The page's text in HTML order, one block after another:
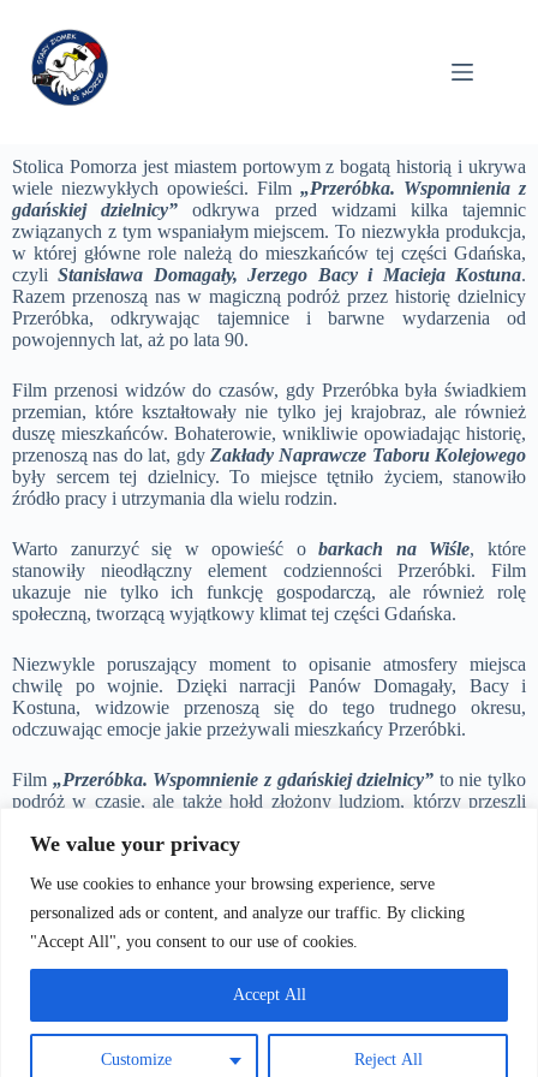
We value your privacy
We use cookies to enhance your browsing experience, serve
personalized ads or content, and analyze our traffic. By clicking
"Accept All", you consent to our use of cookies.
Customize Reject All
Accept All
Stolica Pomorza jest miastem portowym z bogatą historią i ukrywa
wiele niezwykłych opowieści. Film „Przeróbka. Wspomnienia z
gdańskiej dzielnicy” odkrywa przed widzami kilka tajemnic
związanych z tym wspaniałym miejscem. To niezwykła produkcja,
w której główne role należą do mieszkańców tej części Gdańska,
czyliStanisława Domagały, Jerzego Bacy i Macieja Kostuna.
Razem przenoszą nas w magiczną podróż przez historię dzielnicy
Przeróbka, odkrywając tajemnice i barwne wydarzenia od
powojennych lat, aż po lata 90.
Film przenosi widzów do czasów, gdy Przeróbka była świadkiem
przemian, które kształtowały nie tylko jej krajobraz, ale również
duszę mieszkańców. Bohaterowie, wnikliwie opowiadając historię,
przenoszą nas do lat, gdy Zakłady Naprawcze Taboru Kolejowego
były sercem tej dzielnicy. To miejsce tętniło życiem, stanowiło
źródło pracy i utrzymania dla wielu rodzin.
Warto zanurzyć się w opowieść obarkach na Wiśle, które
stanowiły nieodłączny element codzienności Przeróbki. Film
ukazuje nie tylko ich funkcję gospodarczą, ale również rolę
społeczną, tworzącą wyjątkowy klimat tej części Gdańska.
Niezwykle poruszający moment to opisanie atmosfery miejsca
chwilę po wojnie. Dzięki narracji Panów Domagały, Bacy i
Kostuna, widzowie przenoszą się do tego trudnego okresu,
odczuwając emocje jakie przeżywali mieszkańcy Przeróbki.
Film „Przeróbka. Wspomnienie z gdańskiej dzielnicy” to nie tylko
podróż w czasie, ale także hołd złożony ludziom, którzy przeszli
przybliża widzom dziedzictwo Przeróbki, ukazując je w pełnym
bardziej fascynująca i niezapomniana.
Galeria zdjec -
Przeróbka 2022